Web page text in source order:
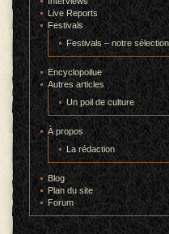
Live Reports
Festivals
Festivals – notre sélection
Encyclopoilue
Autres articles
Un poil de culture
À propos
La rédaction
Blog
Plan du site
Forum